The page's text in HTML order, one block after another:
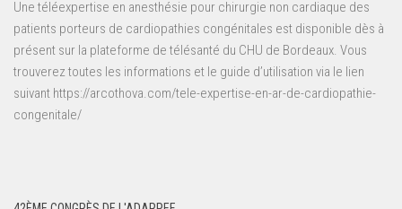
Une téléexpertise en anesthésie pour chirurgie non cardiaque des
patients porteurs de cardiopathies congénitales est disponible dès à
présent sur la plateforme de télésanté du CHU de Bordeaux. Vous
trouverez toutes les informations et le guide d’utilisation via le lien
suivant https://arcothova.com/tele-expertise-en-ar-de-cardiopathie-
congenitale/